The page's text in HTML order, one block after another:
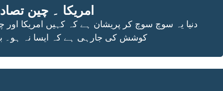
امریکا ۔ چین
دنیا یہ سوچ سوچ کر پریشان ہے کہ کہیں امریکا اور
کوشش کی جارہی ہے کہ ایسا نہ ہو۔